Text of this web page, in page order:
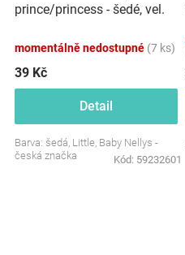
prince/princess - šedé, vel.
momentálně nedostupné (7 ks)
39 Kč
Detail
Barva: šedá, Little, Baby Nellys -
česká značka
Kód: 59232601